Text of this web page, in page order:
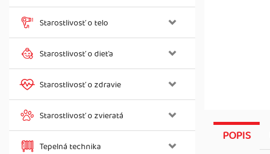
Starostlivosť o telo
Starostlivosť o dieťa
Starostlivosť o zdravie
Starostlivosť o zvieratá
Tepelná technika
POPIS